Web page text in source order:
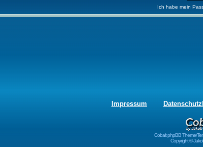
Ich habe mein
Impressum
Cobalt phpBB Theme/
Copyright ©